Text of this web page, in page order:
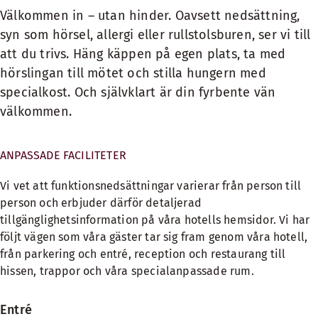
Välkommen in – utan hinder. Oavsett nedsättning,
syn som hörsel, allergi eller rullstolsburen, ser vi till
att du trivs. Häng käppen på egen plats, ta med
hörslingan till mötet och stilla hungern med
specialkost. Och självklart är din fyrbente vän
välkommen.
ANPASSADE FACILITETER
Vi vet att funktionsnedsättningar varierar från person till
person och erbjuder därför detaljerad
tillgänglighetsinformation på våra hotells hemsidor. Vi har
följt vägen som våra gäster tar sig fram genom våra hotell,
från parkering och entré, reception och restaurang till
hissen, trappor och våra specialanpassade rum.
Entré